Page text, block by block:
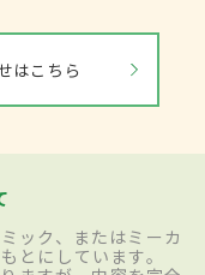
はこちら
ック、またはミーカ
とにしています。